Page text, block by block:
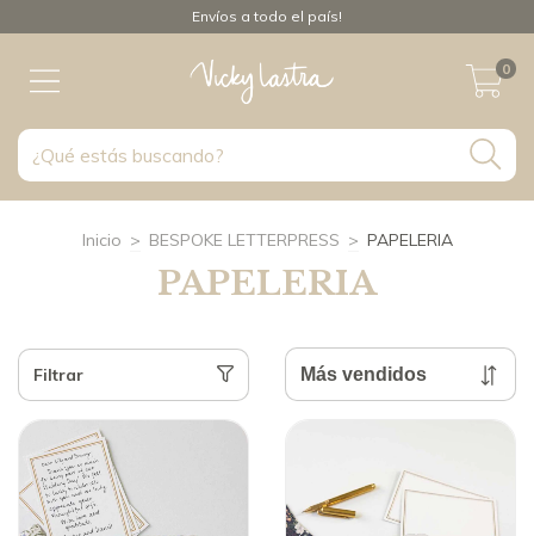
Envíos a todo el país!
0
Inicio > BESPOKE LETTERPRESS > PAPELERIA
PAPELERIA
Filtrar